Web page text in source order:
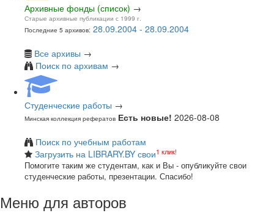
Архивные фонды (список) →
Старые архивные публикации с 1999 г.
Последние 5 архивов: 28.09.2004 - 28.09.2004
Все архивы →
Поиск по архивам →
Студенческие работы →
Минская коллекция рефератов Есть новые! 2026-08-08
Поиск по учебным работам
Загрузить на LIBRARY.BY свои1 клик!
Помогите таким же студентам, как и Вы - опубликуйте свои
студенческие работы, презентации. Спасибо!
Меню для авторов